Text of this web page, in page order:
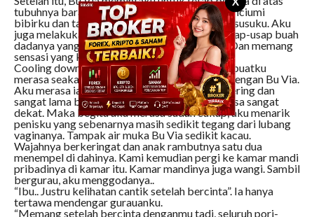
tubuhnya barang sesaat. Dengan lembut ia menciumi
bibirku dan tangannya mengusap-usap puting susuku. Aku
juga melakukan hal yang sama dengan mengusap-usap buah
dadanya yang saat itu basah karena keringat. Dan memang
sensasi yang kurasakan luar biasa.
Cooling down yang diinginkan Bu Via itu membuatku
merasa seakan-akan aku sudah sangat dekat dengan Bu Via.
Aku merasa ia seperti kekasihku yang sudah sering dan
sangat lama bermain cinta bersama. Aku merasa sangat
dekat. Maka begitu aku merasa sudah cukup, aku menarik
penisku yang sebenarnya masih sedikit tegang dari lubang
vaginanya. Tampak air muka Bu Via sedikit kacau.
Wajahnya berkeringat dan anak rambutnya satu dua
menempel di dahinya. Kami kemudian pergi ke kamar mandi
pribadinya di kamar itu. Kamar mandinya juga wangi. Sambil
bergurau, aku menggodanya..
“Ibu.. Justru kelihatan cantik setelah bercinta”. Ia hanya
tertawa mendengar gurauanku.
“Memang setelah bercinta denganmu tadi, seluruh pori-